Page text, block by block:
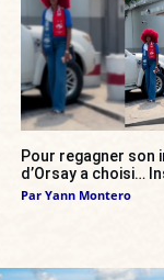
Pour regagner son
d’Orsay a choisi…
Par Yann Montero